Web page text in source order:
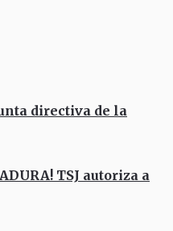
directiva de la
TSJ autoriza a